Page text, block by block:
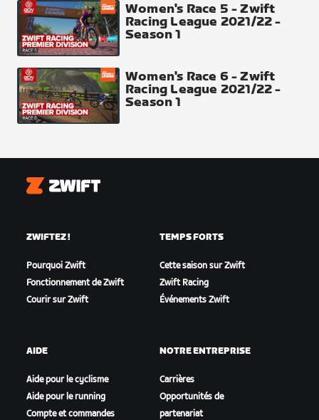
Women's Race 5 - Zwift
Racing League 2021/22 -
Season 1
Women's Race 6 - Zwift
Racing League 2021/22 -
Season 1
Zwift
ZWIFTEZ !
Pourquoi Zwift
Fonctionnement de Zwift
Courir sur Zwift
TEMPS FORTS
Cette saison sur Zwift
Zwift Racing
Événements Zwift
AIDE
Aide pour le cyclisme
Aide pour le running
Compte et commandes
NOTRE ENTREPRISE
Carrières
Opportunités de
partenariat